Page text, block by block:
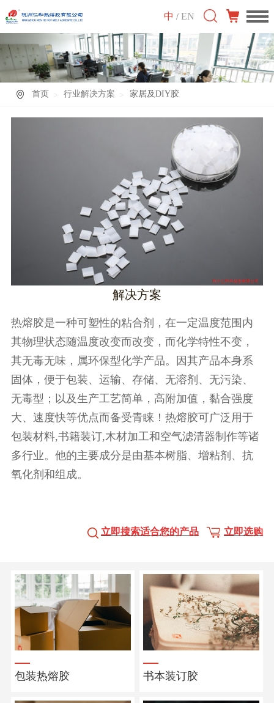
中 / EN
首页 行业解决方案 家居及DIY胶
解决方案
热熔胶是一种可塑性的粘合剂，在一定温度范围内
其物理状态随温度改变而改变，而化学特性不变，
其无毒无味，属环保型化学产品。因其产品本身系
固体，便于包装、运输、存储、无溶剂、无污染、
无毒型；以及生产工艺简单，高附加值，黏合强度
大、速度快等优点而备受青睐！热熔胶可广泛用于
包装材料,书籍装订,木材加工和空气滤清器制作等诸
多行业。他的主要成分是由基本树脂、增粘剂、抗
氧化剂和组成。
立即搜索适合您的产品 立即选购
包装热熔胶 书本装订胶